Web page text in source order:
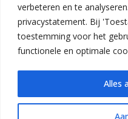
verbeteren en te
privacystatement. Bij
toestemming voor het
functionele en optimale
Alles
Als je vragen hebt of een
uitwerken van je ideeën,
lichtstudio in Amersfoort